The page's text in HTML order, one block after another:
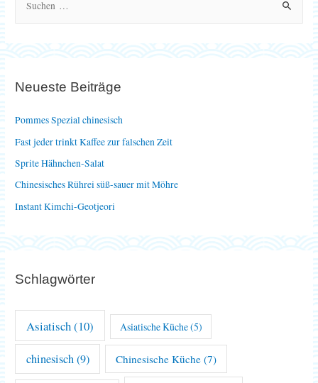
n
c
h
:
Neueste Beiträge
Pommes Spezial chinesisch
Fast jeder trinkt Kaffee zur falschen Zeit
Sprite Hähnchen-Salat
Chinesisches Rührei süß-sauer mit Möhre
Instant Kimchi-Geotjeori
Schlagwörter
Asiatisch(10) Asiatische Küche(5)
chinesisch(9) Chinesische Küche (7)